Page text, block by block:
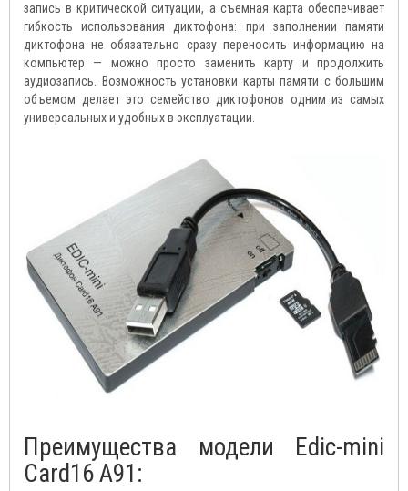
запись в критической ситуации, а съемная карта обеспечивает
гибкость использования диктофона: при заполнении памяти
диктофона не обязательно сразу переносить информацию на
компьютер — можно просто заменить карту и продолжить
аудиозапись. Возможность установки карты памяти с большим
объемом делает это семейство диктофонов одним из самых
универсальных и удобных в эксплуатации.
Преимущества модели Edic-mini
Card16 A91: